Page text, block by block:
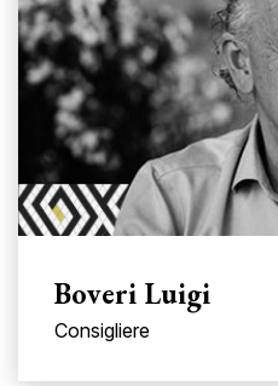
Boveri Luigi
Consigliere